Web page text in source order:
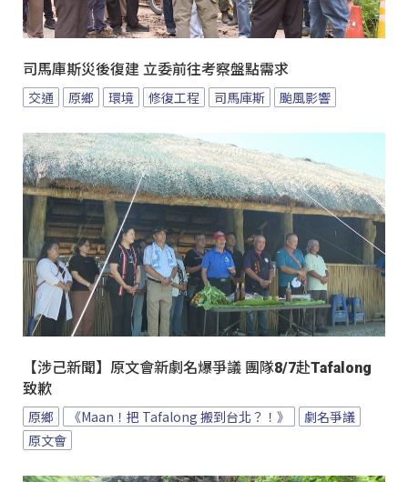
司馬庫斯災後復建 立委前往考察盤點需求
交通 原鄉 環境 修復工程 司馬庫斯 颱風影響
【涉己新聞】原文會新劇名爆爭議 團隊8/7赴Tafalong
致歉
原鄉 《Maan！把 Tafalong 搬到台北？！》
劇名爭議
原文會